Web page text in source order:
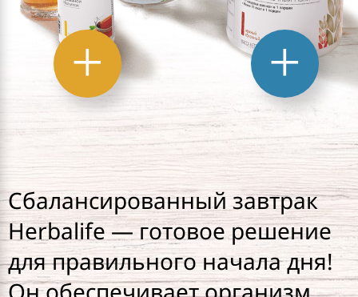
Сбалансированный завтрак
Herbalife — готовое решение
для правильного начала дня!